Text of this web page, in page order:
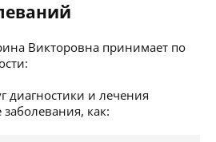
Викторовна принимает по
диагностики и лечения
как: